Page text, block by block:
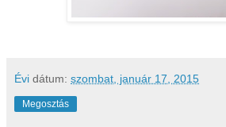
Évi dátum: szombat, január 17, 2015
Megosztás